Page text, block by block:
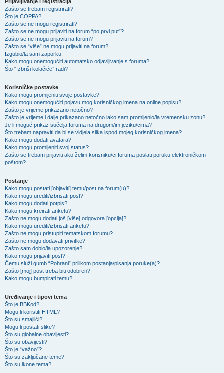
Prijavljivanje i registracija
Zašto se trebam registrirati?
Što je COPPA?
Zašto se ne mogu registrirati?
Zašto se ne mogu prijaviti na forum “po prvi put”?
Zašto se ne mogu prijaviti na forum?
Zašto se “više” ne mogu prijaviti na forum?
Izgubio/la sam zaporku!
Kako mogu onemogućiti automatsko odjavljivanje s foruma?
Što “Izbriši kolačiće” radi?
Korisničke postavke
Kako mogu promijeniti svoje postavke?
Kako mogu onemogućiti pojavu mog korisničkog imena na online popisu?
Zašto je vrijeme prikazano netočno?
Zašto je vrijeme i dalje prikazano netočno iako sam promijenio/la vremensku zonu?
Je li moguć prikaz sučelja foruma na drugom/im jeziku/cima?
Što trebam napraviti da bi se vidjela slika ispod mojeg korisničkog imena?
Kako mogu dodati avatara?
Kako mogu promijeniti svoj status?
Zašto se trebam prijaviti ako želim korisniku/ci foruma poslati poruku elektroničkom
poštom?
Postanje
Kako mogu postati [objaviti] temu/post na forum(u)?
Kako mogu urediti/izbrisati post?
Kako mogu dodati potpis?
Kako mogu kreirati anketu?
Zašto ne mogu dodati još [više] odgovora [opcija]?
Kako mogu urediti/izbrisati anketu?
Zašto ne mogu pristupiti tematskom forumu?
Zašto ne mogu dodavati privitke?
Zašto sam dobio/la upozorenje?
Kako mogu prijaviti post?
Čemu služi gumb “Pohrani” prilikom postanja/pisanja poruke(a)?
Zašto [moj] post treba biti odobren?
Kako mogu bumpirati temu?
Uređivanje i tipovi tema
Što je BBKod?
Mogu li koristiti HTML?
Što su smajlići?
Mogu li postati slike?
Što su globalne obavijesti?
Što su obavijesti?
Što je “važno”?
Što su zaključane teme?
Što su ikone tema?